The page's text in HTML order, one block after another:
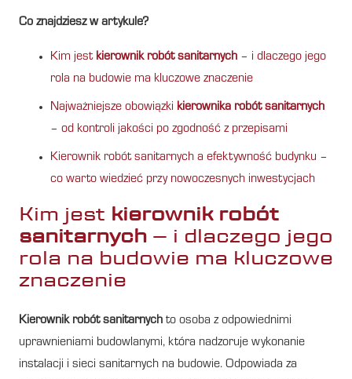
Co znajdziesz w artykule?
Kim jest kierownik robót sanitarnych – i dlaczego jego
rola na budowie ma kluczowe znaczenie
Najważniejsze obowiązki kierownika robót sanitarnych
– od kontroli jakości po zgodność z przepisami
Kierownik robót sanitarnych a efektywność budynku –
co warto wiedzieć przy nowoczesnych inwestycjach
Kim jest kierownik robót
sanitarnych – i dlaczego jego
rola na budowie ma kluczowe
znaczenie
Kierownik robót sanitarnych to osoba z odpowiednimi
uprawnieniami budowlanymi, która nadzoruje wykonanie
instalacji i sieci sanitarnych na budowie. Odpowiada za